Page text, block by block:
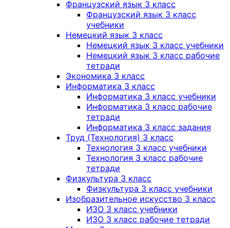
Французский язык 3 класс
Французский язык 3 класс
учебники
Немецкий язык 3 класс
Немецкий язык 3 класс учебники
Немецкий язык 3 класс рабочие
тетради
Экономика 3 класс
Информатика 3 класс
Информатика 3 класс учебники
Информатика 3 класс рабочие
тетради
Информатика 3 класс задания
Труд (Технология) 3 класс
Технология 3 класс учебники
Технология 3 класс рабочие
тетради
Физкультура 3 класс
Физкультура 3 класс учебники
Изобразительное искусство 3 класс
ИЗО 3 класс учебники
ИЗО 3 класс рабочие тетради